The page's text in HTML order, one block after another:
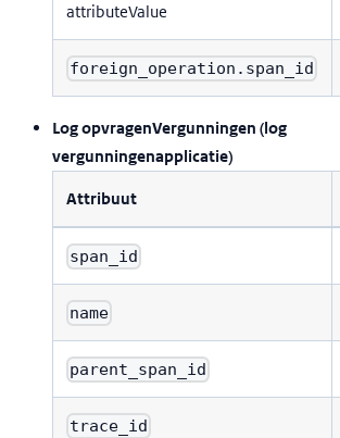
attributeValue
foreign_operation.span_id
Log opvragenVergunningen (log
vergunningenapplicatie)
Attribuut
span_id
name
parent_span_id
trace_id